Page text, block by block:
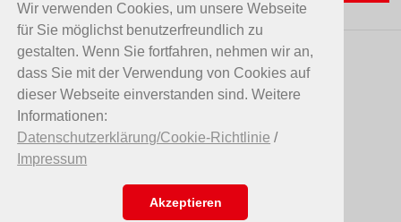
Wir verwenden Cookies, um unsere Webseite
für Sie möglichst benutzerfreundlich zu
gestalten. Wenn Sie fortfahren, nehmen wir an,
dass Sie mit der Verwendung von Cookies auf
dieser Webseite einverstanden sind. Weitere
Informationen:
Datenschutzerklärung/Cookie-Richtlinie /
Impressum
Akzeptieren
KONTAKT
Birchmeier Sprühtechnik AG
Im Stetterfeld 1
5608 Stetten
Schweiz
info@birchmeier.com